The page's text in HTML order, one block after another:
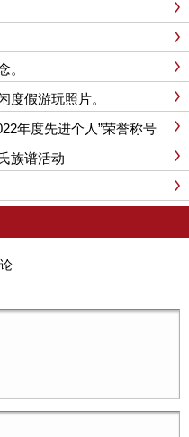
。
度假游玩照片。
年度先进个人”荣誉称号
族谱活动